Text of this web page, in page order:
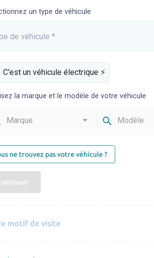
un type de véhicule
de véhicule *
C'est un véhicule électrique ⚡️
la marque et le modèle de votre véhicule
Marque search Modèle
ne trouvez pas votre véhicule ?
motif de visite